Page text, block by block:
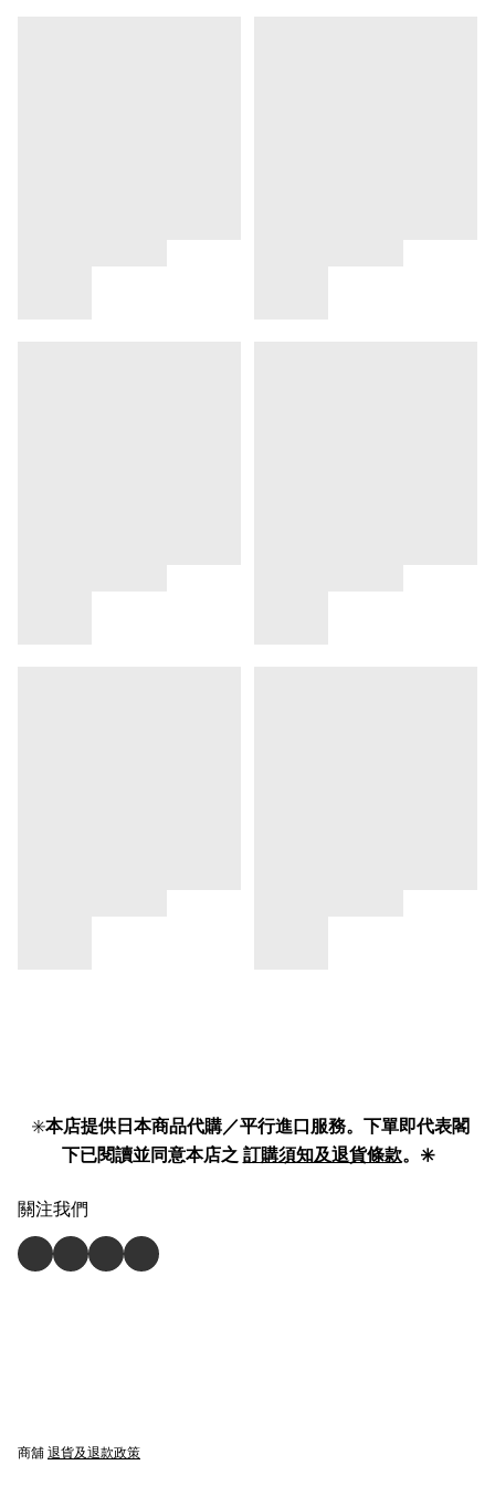
✳️本店提供日本商品代購／平行進口服務。下單即代表閣
下已閱讀並同意本店之 訂購須知及退貨條款。✳️
關注我們
商舖 退貨及退款政策